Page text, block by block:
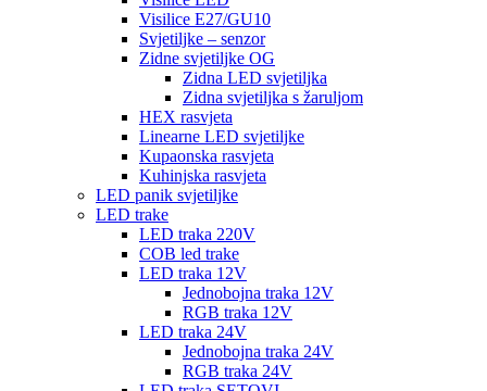
Visilice E27/GU10
Svjetiljke – senzor
Zidne svjetiljke OG
Zidna LED svjetiljka
Zidna svjetiljka s žaruljom
HEX rasvjeta
Linearne LED svjetiljke
Kupaonska rasvjeta
Kuhinjska rasvjeta
LED panik svjetiljke
LED trake
LED traka 220V
COB led trake
LED traka 12V
Jednobojna traka 12V
RGB traka 12V
LED traka 24V
Jednobojna traka 24V
RGB traka 24V